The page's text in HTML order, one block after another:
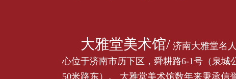
大雅堂美术馆/
心位于济南市历下区，舜耕路6-1号（泉城
50米路东）。 大雅堂美术馆数年来秉承信